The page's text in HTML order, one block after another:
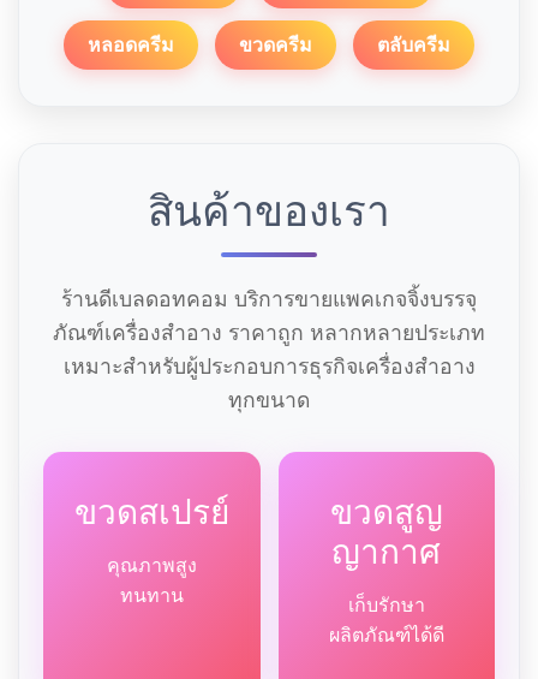
หลอดครีม ขวดครีม ตลับครีม
สินค้าของเรา
ร้านดีเบลดอทคอม บริการขายแพคเกจจิ้งบรรจุ
ภัณฑ์เครื่องสำอาง ราคาถูก หลากหลายประเภท
เหมาะสำหรับผู้ประกอบการธุรกิจเครื่องสำอาง
ทุกขนาด
ขวดสเปรย์
คุณภาพสูง
ทนทาน
ขวดสูญ
ญากาศ
เก็บรักษา
ผลิตภัณฑ์ได้ดี